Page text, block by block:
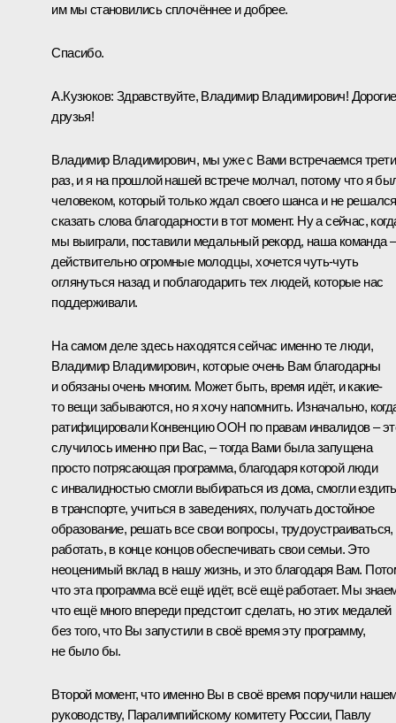
им мы становились сплочённее и добрее.
Спасибо.
А.Кузюков: Здравствуйте, Владимир Владимирович! Дорогие
друзья!
Владимир Владимирович, мы уже с Вами встречаемся
раз, и я на прошлой нашей встрече молчал, потому что я
человеком, который только ждал своего шанса и не решался
сказать слова благодарности в тот момент. Ну а сейчас,
мы выиграли, поставили медальный рекорд, наша команда –
действительно огромные молодцы, хочется чуть-чуть
оглянуться назад и поблагодарить тех людей, которые нас
поддерживали.
На самом деле здесь находятся сейчас именно те люди,
Владимир Владимирович, которые очень Вам благодарны
и обязаны очень многим. Может быть, время идёт, и какие-
то вещи забываются, но я хочу напомнить. Изначально,
ратифицировали Конвенцию ООН по правам инвалидов –
случилось именно при Вас, – тогда Вами была запущена
просто потрясающая программа, благодаря которой люди
с инвалидностью смогли выбираться из дома, смогли ездить
в транспорте, учиться в заведениях, получать достойное
образование, решать все свои вопросы, трудоустраиваться,
работать, в конце концов обеспечивать свои семьи. Это
неоценимый вклад в нашу жизнь, и это благодаря Вам.
что эта программа всё ещё идёт, всё ещё работает. Мы
что ещё много впереди предстоит сделать, но этих медалей
без того, что Вы запустили в своё время эту программу,
не было бы.
Второй момент, что именно Вы в своё время поручили
руководству, Паралимпийскому комитету России, Павлу